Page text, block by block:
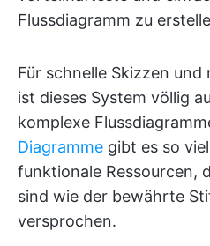
Flussdiagramm zu
Für schnelle Skizzen
ist dieses System völlig
komplexe
Diagramme gibt es so
funktionale Ressourcen,
sind wie der bewährte
versprochen.